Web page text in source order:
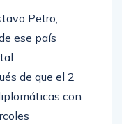
Petro,
ese país
de que el 2
con